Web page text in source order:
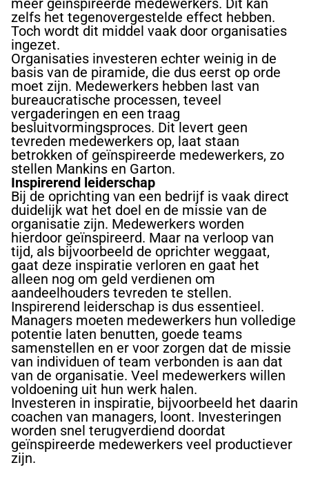
meer geinspireerde medewerkers. Dit kan
zelfs het tegenovergestelde effect hebben.
Toch wordt dit middel vaak door organisaties
ingezet.
Organisaties investeren echter weinig in de
basis van de piramide, die dus eerst op orde
moet zijn. Medewerkers hebben last van
bureaucratische processen, teveel
vergaderingen en een traag
besluitvormingsproces. Dit levert geen
tevreden medewerkers op, laat staan
betrokken of geïnspireerde medewerkers, zo
stellen Mankins en Garton.
Inspirerend leiderschap
Bij de oprichting van een bedrijf is vaak direct
duidelijk wat het doel en de missie van de
organisatie zijn. Medewerkers worden
hierdoor geïnspireerd. Maar na verloop van
tijd, als bijvoorbeeld de oprichter weggaat,
gaat deze inspiratie verloren en gaat het
alleen nog om geld verdienen om
aandeelhouders tevreden te stellen.
Inspirerend leiderschap is dus essentieel.
Managers moeten medewerkers hun volledige
potentie laten benutten, goede teams
samenstellen en er voor zorgen dat de missie
van individuen of team verbonden is aan dat
van de organisatie. Veel medewerkers willen
voldoening uit hun werk halen.
Investeren in inspiratie, bijvoorbeeld het daarin
coachen van managers, loont. Investeringen
worden snel terugverdiend doordat
geïnspireerde medewerkers veel productiever
zijn.